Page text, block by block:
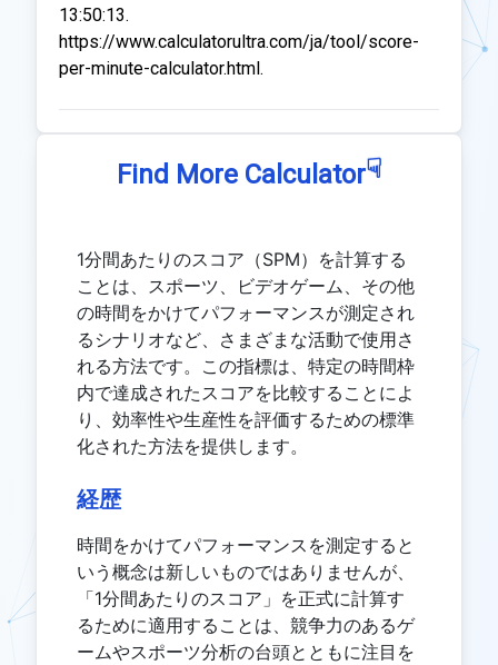
13:50:13.
https://www.calculatorultra.com/ja/tool/score-
per-minute-calculator.html.
Find More Calculator☟
1分間あたりのスコア（SPM）を計算する
ことは、スポーツ、ビデオゲーム、その他
の時間をかけてパフォーマンスが測定され
るシナリオなど、さまざまな活動で使用さ
れる方法です。この指標は、特定の時間枠
内で達成されたスコアを比較することによ
り、効率性や生産性を評価するための標準
化された方法を提供します。
経歴
時間をかけてパフォーマンスを測定すると
いう概念は新しいものではありませんが、
「1分間あたりのスコア」を正式に計算す
るために適用することは、競争力のあるゲ
ームやスポーツ分析の台頭とともに注目を